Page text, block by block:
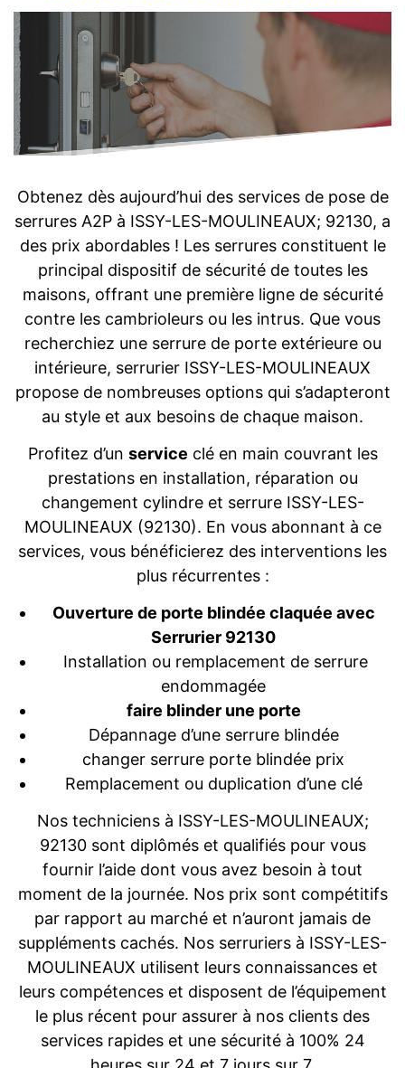
Obtenez dès aujourd’hui des services de pose de
serrures A2P à ISSY-LES-MOULINEAUX; 92130, a
des prix abordables ! Les serrures constituent le
principal dispositif de sécurité de toutes les
maisons, offrant une première ligne de sécurité
contre les cambrioleurs ou les intrus. Que vous
recherchiez une serrure de porte extérieure ou
intérieure, serrurier ISSY-LES-MOULINEAUX
propose de nombreuses options qui s’adapteront
au style et aux besoins de chaque maison.
Profitez d’un service clé en main couvrant les
prestations en installation, réparation ou
changement cylindre et serrure ISSY-LES-
MOULINEAUX (92130). En vous abonnant à ce
services, vous bénéficierez des interventions les
plus récurrentes :
Ouverture de porte blindée claquée avec
Serrurier 92130
Installation ou remplacement de serrure
endommagée
faire blinder une porte
Dépannage d’une serrure blindée
changer serrure porte blindée prix
Remplacement ou duplication d’une clé
Nos techniciens à ISSY-LES-MOULINEAUX;
92130 sont diplômés et qualifiés pour vous
fournir l’aide dont vous avez besoin à tout
moment de la journée. Nos prix sont compétitifs
par rapport au marché et n’auront jamais de
suppléments cachés. Nos serruriers à ISSY-LES-
MOULINEAUX utilisent leurs connaissances et
leurs compétences et disposent de l’équipement
le plus récent pour assurer à nos clients des
services rapides et une sécurité à 100% 24